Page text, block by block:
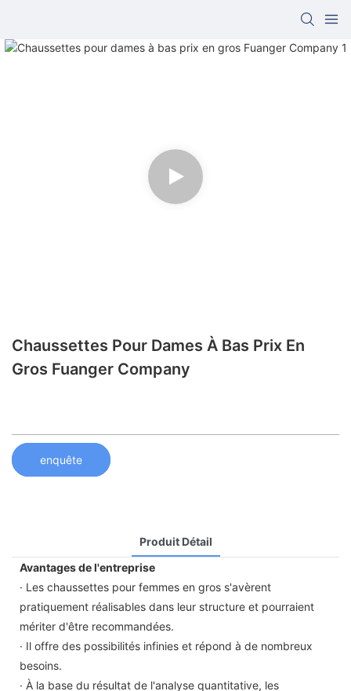
Chaussettes Pour Dames À Bas Prix En
Gros Fuanger Company
enquête
Produit Détail
Avantages de l'entreprise
· Les chaussettes pour femmes en gros s'avèrent
pratiquement réalisables dans leur structure et pourraient
mériter d'être recommandées.
· Il offre des possibilités infinies et répond à de nombreux
besoins.
· À la base du résultat de l'analyse quantitative, les